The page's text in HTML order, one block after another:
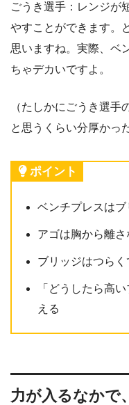
ごうき選手：レンジが
やすことができます。
思いますね。実際、ベ
ちゃデカいですよ。
（たしかにごうき選
と思うくらい分厚かっ
ポイント
ベンチプレスは
アゴは胸から離さ
ブリッジはつら
「どうしたら高
える
力が入るなかで